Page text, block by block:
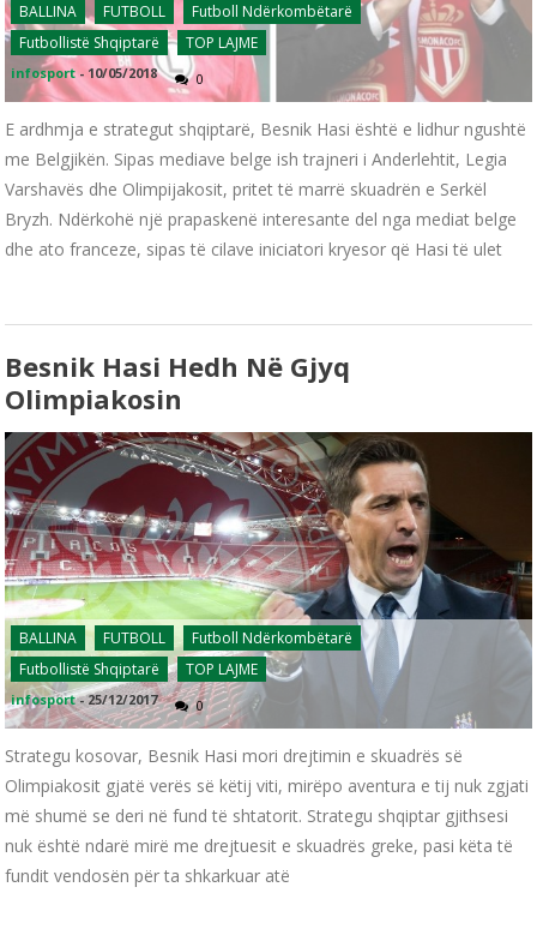
BALLINA FUTBOLL
Futboll Ndërkombëtarë
Futbollistë Shqiptarë
TOP LAJME
infosport - 10/05/2018 0
E ardhmja e strategut shqiptarë, Besnik Hasi është e lidhur ngushtë
me Belgjikën. Sipas mediave belge ish trajneri i Anderlehtit, Legia
Varshavës dhe Olimpijakosit, pritet të marrë skuadrën e Serkël
Bryzh. Ndërkohë një prapaskenë interesante del nga mediat belge
dhe ato franceze, sipas të cilave iniciatori kryesor që Hasi të ulet
Besnik Hasi Hedh Në Gjyq
Olimpiakosin
BALLINA FUTBOLL
Futboll Ndërkombëtarë
Futbollistë Shqiptarë
TOP LAJME
infosport -25/12/2017 0
Strategu kosovar, Besnik Hasi mori drejtimin e skuadrës së
Olimpiakosit gjatë verës së këtij viti, mirëpo aventura e tij nuk zgjati
më shumë se deri në fund të shtatorit. Strategu shqiptar gjithsesi
nuk është ndarë mirë me drejtuesit e skuadrës greke, pasi këta të
fundit vendosën për ta shkarkuar atë